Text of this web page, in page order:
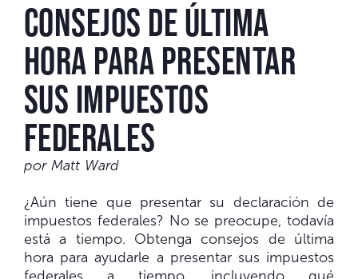
Consejos de última
hora para presentar
sus impuestos
federales
por Matt Ward
¿Aún tiene que presentar su declaración de
impuestos federales? No se preocupe, todavía
está a tiempo. Obtenga consejos de última
hora para ayudarle a presentar sus impuestos